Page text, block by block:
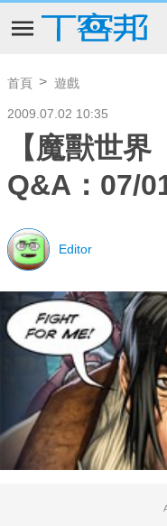
首頁 遊戲
2009.07.02 10:35
【魔獸世
Q&A：07/
Editor